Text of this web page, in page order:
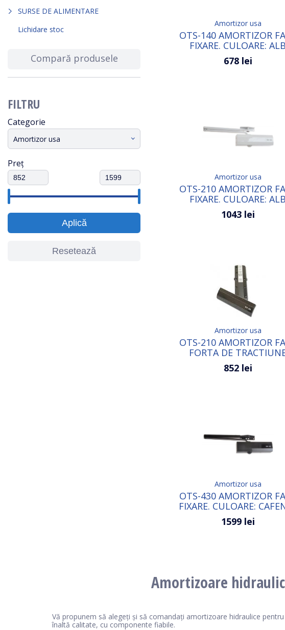
SURSE DE ALIMENTARE
Lichidare stoc
Compară produsele
FILTRU
Categorie
Amortizor usa
Preț
Aplică
Resetează
Amortizor usa
OTS-140 AMORTIZOR
FIXARE. CULOARE: ALB
678 lei
Amortizor usa
OTS-210 AMORTIZOR
FIXARE. CULOARE: ALB
1043 lei
Amortizor usa
OTS-210 AMORTIZOR
FORTA DE
CULOARE:CAFENIU
852 lei
Amortizor usa
OTS-430 AMORTIZOR
FIXARE. CULOARE:
1599 lei
Amortizoare
Vă propunem să alegeți și să comandați amortizoare hidraulice
înaltă calitate, cu componente fiabile.